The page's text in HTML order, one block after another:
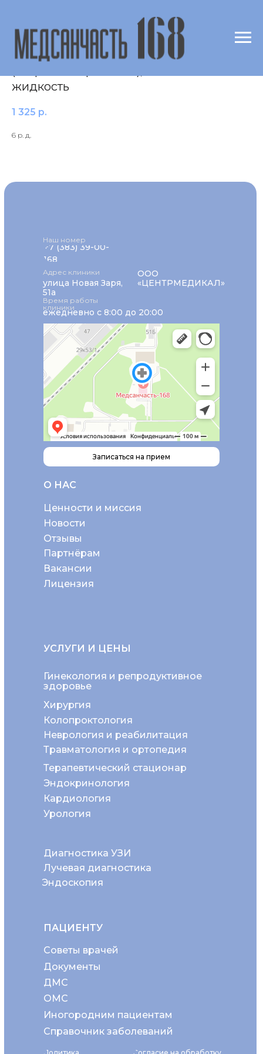
ДНК возбудителя сифилиса
жидкость
1 325 р.
6 р. д.
О НАС
Ценности и миссия
Новости
+7 (383) 39-00-
168
Отзывы
Партнёрам
Вакансии
Лицензия
Неврология и реабилитация
Колопроктология
Хирургия
Гинекология и репродуктивное
здоровье
Диагностика УЗИ
Эндоскопия
Травматология и ортопедия
Эндокринология
Терапевтический стационар
Кардиология
Урология
Лучевая диагностика
УСЛУГИ И ЦЕНЫ
ПАЦИЕНТУ
Советы врачей
ОМС
Документы
ДМС
Иногородним пациентам
Справочник заболеваний
Наш номер
ежедневно с 8:00 до 20:00
Время работы
клиники
Адрес клиники
улица Новая Заря,
51а
ООО
«ЦЕНТРМЕДИКАЛ»
Записаться на прием